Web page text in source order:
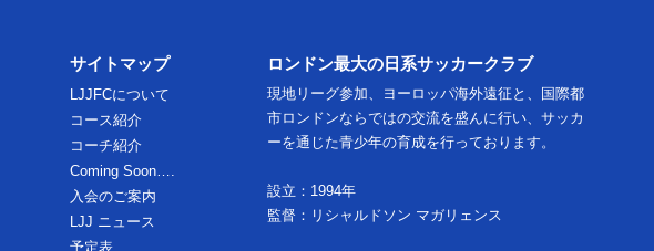
サイトマップ
LJJFCについて
コース紹介
コーチ紹介
Coming Soon….
入会のご案内
LJJ ニュース
予定表
ロンドン最大の日系サッカークラブ
現地リーグ参加、ヨーロッパ海外遠征と、国際都
市ロンドンならではの交流を盛んに行い、サッカ
ーを通じた青少年の育成を行っております。
設立：1994年
監督：リシャルドソン マガリェンス